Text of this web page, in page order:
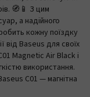
🧭📱 З цим
а надійного
кожну поїздку
від Baseus для своїх
Magnetic Air Black і
використання.
C01 — магнітна